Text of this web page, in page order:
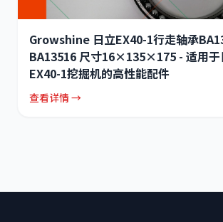
Growshine 日立EX40-1行走轴承
BA13516 尺寸16×135×175 - 适用
EX40-1挖掘机的高性能配件
查看详情 →